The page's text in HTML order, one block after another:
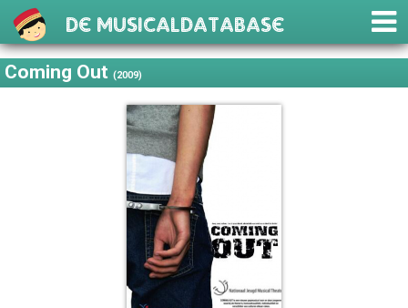
De Musicaldatabase
Coming Out(2009)